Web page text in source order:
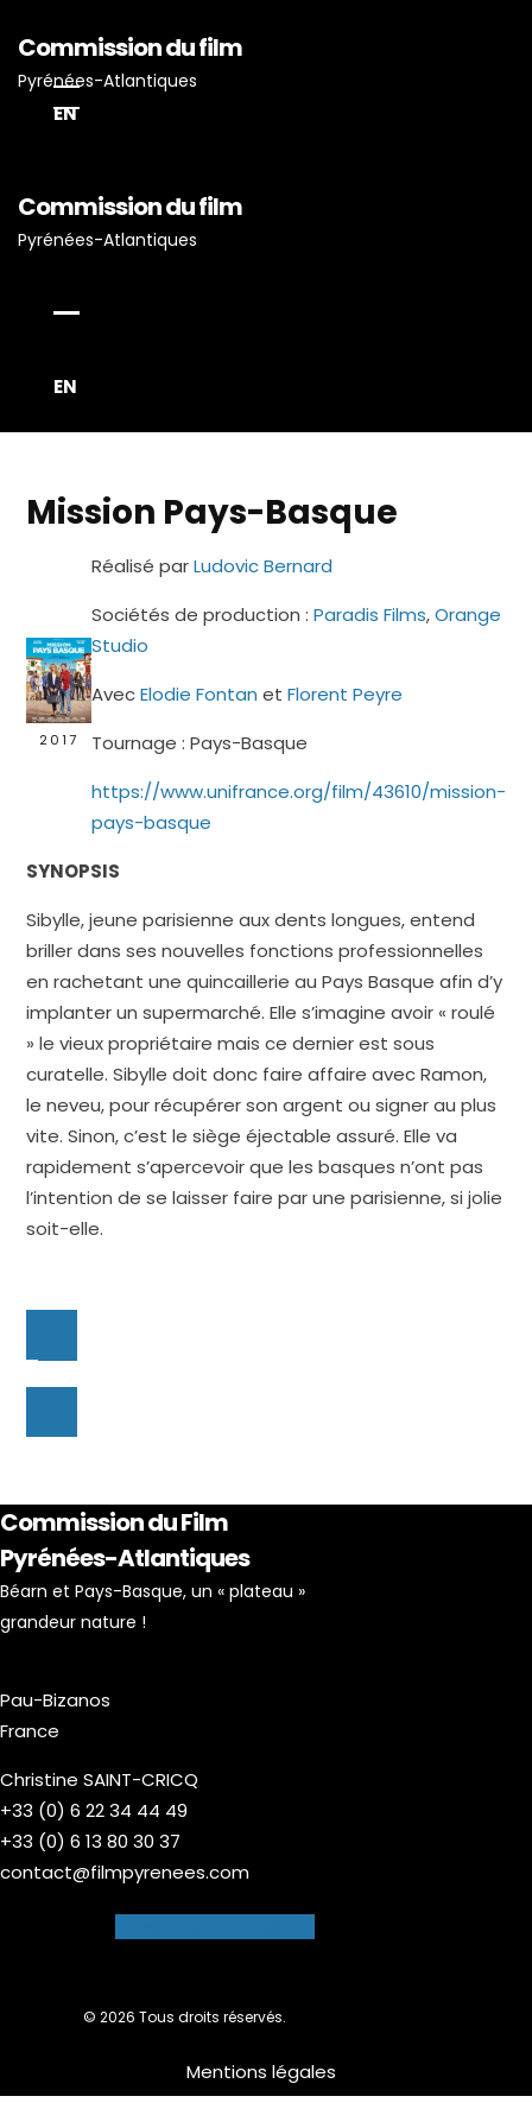
Commission du film
Pyrénées-Atlantiques
EN
Commission du film
Pyrénées-Atlantiques
EN
Accueil
Actualités
Mission Pays-Basque
2017
Réalisé parLudovic Bernard
Sociétés de production : Paradis Films,Orange
Studio
AvecElodie Fontan et Florent Peyre
Tournage : Pays-Basque
https://www.unifrance.org/film/43610/mission-
pays-basque
SYNOPSIS
Sibylle, jeune parisienne aux dents longues, entend
briller dans ses nouvelles fonctions professionnelles
en rachetant une quincaillerie au Pays Basque afin d’y
implanter un supermarché. Elle s’imagine avoir « roulé
» le vieux propriétaire mais ce dernier est sous
curatelle. Sibylle doit donc faire affaire avec Ramon,
le neveu, pour récupérer son argent ou signer au plus
vite. Sinon, c’est le siège éjectable assuré. Elle va
rapidement s’apercevoir que les basques n’ont pas
l’intention de se laisser faire par une parisienne, si jolie
soit-elle.
Commission du Film
Pyrénées-Atlantiques
Béarn et Pays-Basque, un « plateau »
grandeur nature !
Pau-Bizanos
France
Christine SAINT-CRICQ
+33 (0) 6 22 34 44 49
+33 (0) 6 13 80 30 37
contact@filmpyrenees.com
© 2026 Tous droits réservés.
Mentions légales